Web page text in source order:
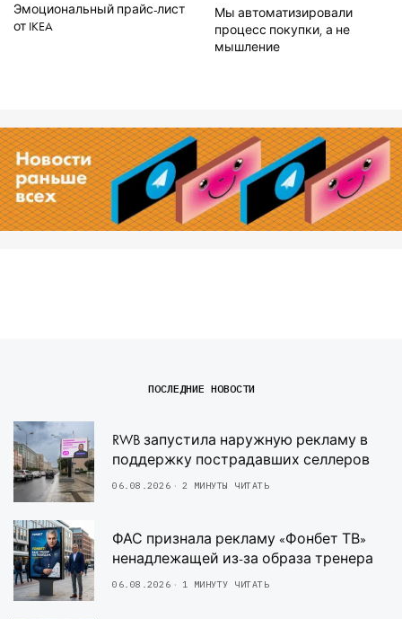
Эмоциональный прайс-лист
от IKEA
Мы автоматизировали
процесс покупки, а не
мышление
ПОСЛЕДНИЕ НОВОСТИ
RWB запустила наружную рекламу в
поддержку пострадавших селлеров
06.08.2026 2 МИНУТЫ ЧИТАТЬ
ФАС признала рекламу «Фонбет ТВ»
ненадлежащей из-за образа тренера
06.08.2026 1 МИНУТУ ЧИТАТЬ